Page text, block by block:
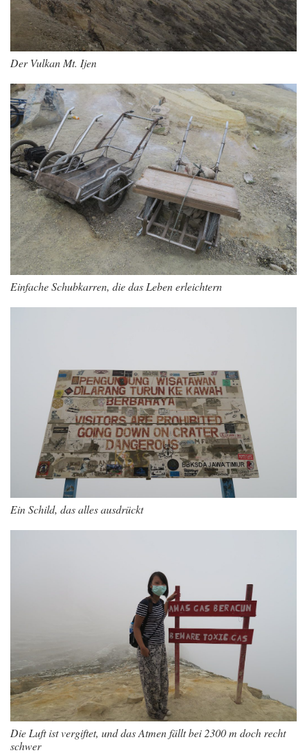
Der Vulkan Mt. Ijen
Einfache Schubkarren, die das Leben erleichtern
Ein Schild, das alles ausdrückt
Die Luft ist vergiftet, und das Atmen fällt bei 2300 m doch recht
schwer